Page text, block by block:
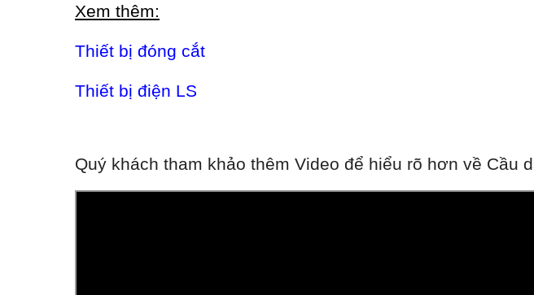
Xem thêm:
Thiết bị đóng cắt
Thiết bị điện LS
Quý khách tham khảo thêm Video để hiểu rõ hơn về Cầu